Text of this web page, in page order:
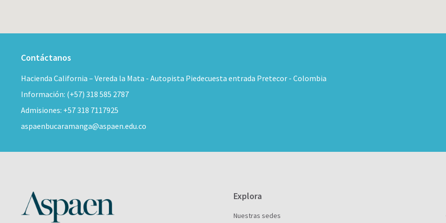
Contáctanos
Hacienda California – Vereda la Mata - Autopista Piedecuesta entrada Pretecor - Colombia
Información: (+57) 318 585 2787
Admisiones: +57 318 7117925
aspaenbucaramanga@aspaen.edu.co
Explora
Nuestras sedes